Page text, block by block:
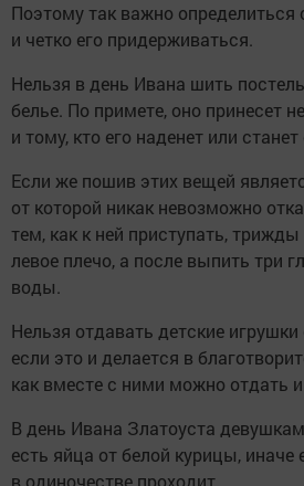
Поэтому так важно определиться
и четко его придерживаться.
Нельзя в день Ивана шить
белье. По примете, оно принесет
и тому, кто его наденет или
Если же пошив этих вещей
от которой никак невозможно
тем, как к ней приступать,
левое плечо, а после выпить три
воды.
Нельзя отдавать детские
если это и делается в
как вместе с ними можно отдать
В день Ивана Златоуста
есть яйца от белой курицы, иначе